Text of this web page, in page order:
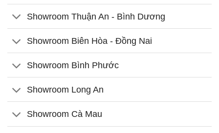
Showroom Thuận An - Bình Dương
Showroom Biên Hòa - Đồng Nai
Showroom Bình Phước
Showroom Long An
Showroom Cà Mau